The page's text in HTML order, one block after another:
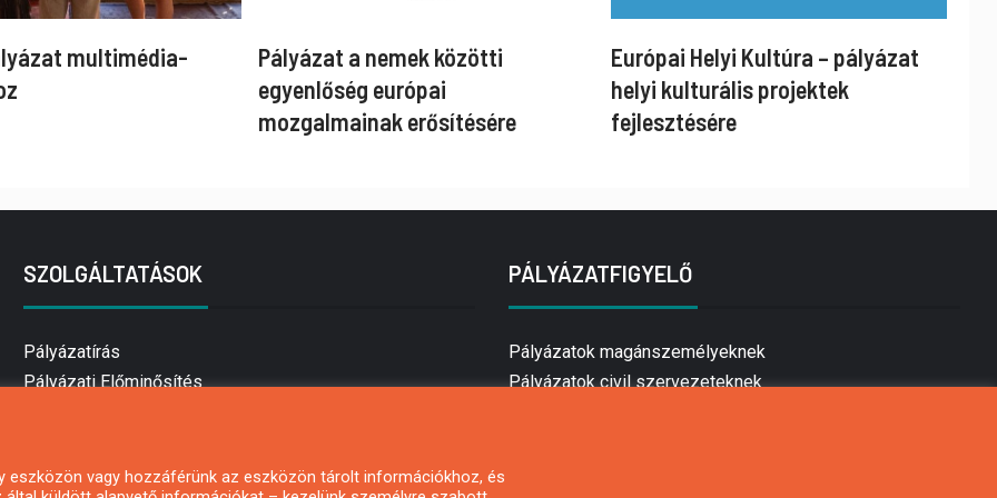
multimédia-
Pályázat a nemek közötti
egyenlőség európai
mozgalmainak erősítésére
Európai Helyi Kultúra – pályázat
helyi kulturális projektek
fejlesztésére
SZOLGÁLTATÁSOK
Pályázatírás
Pályázati Előminősítés
Mezőgazdasági pályázatírás
PÁLYÁZATFIGYELŐ
Pályázatok magánszemélyeknek
Pályázatok civil szervezeteknek
vagy hozzáférünk az eszközön tárolt információkhoz, és